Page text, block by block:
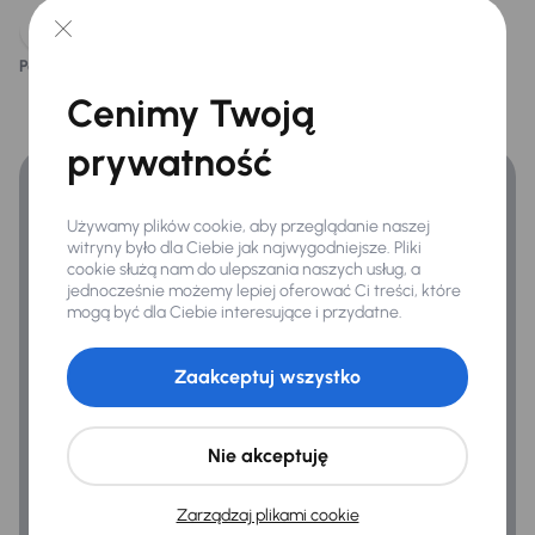
Relingi dachowe
Światła przeciwmgielne
Extra
Czujnik deszczu
Hak
Kamera cofania
Infotainment
Podoba ci się ten opis?
Finansowanie
Zyskaj lepsze warunki finansowania niż v banku.
Cenimy Twoją
prywatność
Używamy plików cookie, aby przeglądanie naszej
witryny było dla Ciebie jak najwygodniejsze. Pliki
cookie służą nam do ulepszania naszych usług, a
jednocześnie możemy lepiej oferować Ci treści, które
mogą być dla Ciebie interesujące i przydatne.
Zarządzaj plikami cookie
Nie akceptuję
Zaakceptuj wszystko